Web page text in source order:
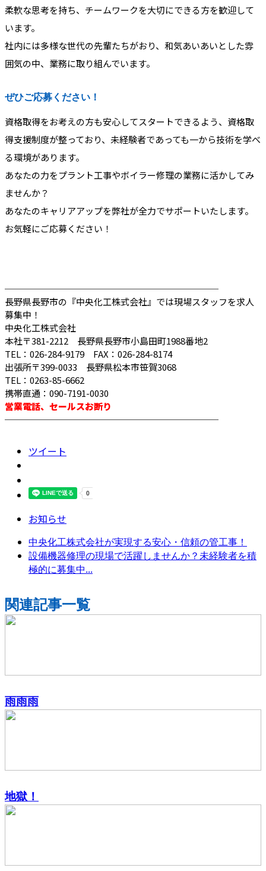
柔軟な思考を持ち、チームワークを大切にできる方を歓迎して
います。
社内には多様な世代の先輩たちがおり、和気あいあいとした雰
囲気の中、業務に取り組んでいます。
ぜひご応募ください！
資格取得をお考えの方も安心してスタートできるよう、資格取
得支援制度が整っており、未経験者であっても一から技術を学べ
る環境があります。
あなたの力をプラント工事やボイラー修理の業務に活かしてみ
ませんか？
あなたのキャリアアップを弊社が全力でサポートいたします。
お気軽にご応募ください！
────────────────────────
長野県長野市の『中央化工株式会社』では現場スタッフを求人
募集中！
中央化工株式会社
本社〒381-2212 長野県長野市小島田町1988番地2
TEL：026-284-9179 FAX：026-284-8174
出張所〒399-0033 長野県松本市笹賀3068
TEL：0263-85-6662
携帯直通：090-7191-0030
営業電話、セールスお断り
────────────────────────
ツイート
お知らせ
中央化工株式会社が実現する安心・信頼の管工事！
設備機器修理の現場で活躍しませんか？未経験者を積
極的に募集中...
関連記事一覧
雨雨雨
地獄！